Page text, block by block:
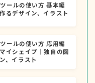
ールの使い方 基本編
るデザイン、イラスト
ールの使い方 応用編
イシェイプ｜独自の図
、イラスト